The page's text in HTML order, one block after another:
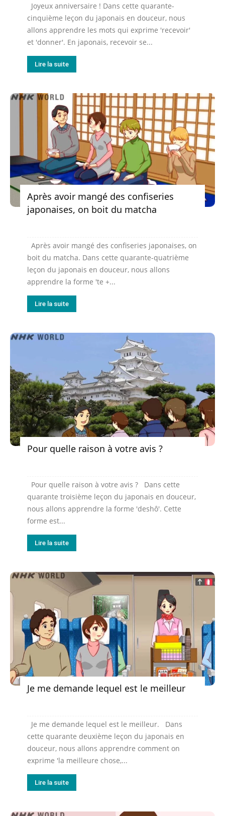
Joyeux anniversaire ! Dans cette quarante-
cinquième leçon du japonais en douceur, nous
allons apprendre les mots qui exprime 'recevoir'
et 'donner'. En japonais, recevoir se...
Lire la suite
Après avoir mangé des confiseries
japonaises, on boit du matcha
Après avoir mangé des confiseries japonaises, on
boit du matcha. Dans cette quarante-quatrième
leçon du japonais en douceur, nous allons
apprendre la forme 'te +...
Lire la suite
Pour quelle raison à votre avis ?
Pour quelle raison à votre avis ? Dans cette
quarante troisième leçon du japonais en douceur,
nous allons apprendre la forme 'deshô'. Cette
forme est...
Lire la suite
Je me demande lequel est le meilleur
Je me demande lequel est le meilleur. Dans
cette quarante deuxième leçon du japonais en
douceur, nous allons apprendre comment on
exprime 'la meilleure chose,...
Lire la suite